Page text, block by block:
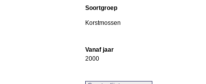
Soortgroep
Korstmossen
Vanaf jaar
2000